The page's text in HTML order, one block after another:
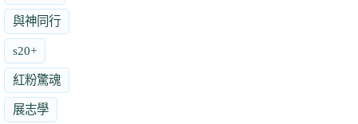
與神同行
s20+
紅粉驚魂
展志學